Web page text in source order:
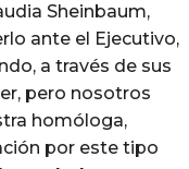
Sheinbaum,
ante el Ejecutivo,
a través de sus
pero nosotros
homóloga,
por este tipo